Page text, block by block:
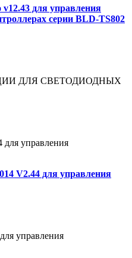
для управления
серии BLD-TS802
ДЛЯ СВЕТОДИОДНЫХ
управления
V2.44 для управления
управления